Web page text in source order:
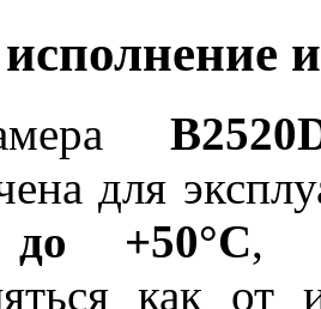
для
+50°C,
как от